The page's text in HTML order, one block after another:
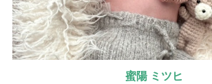
蜜陽 ミツヒ